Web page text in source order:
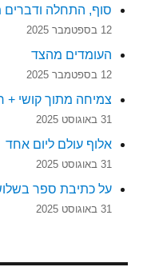
סוף, התחלה
12 בספטמבר 2025
העומדים מהצד
12 בספטמבר 2025
צמיחה מתוך קושי +
31 באוגוסט 2025
אלוף עולם ליום אחד
31 באוגוסט 2025
על כתיבת ספר
31 באוגוסט 2025